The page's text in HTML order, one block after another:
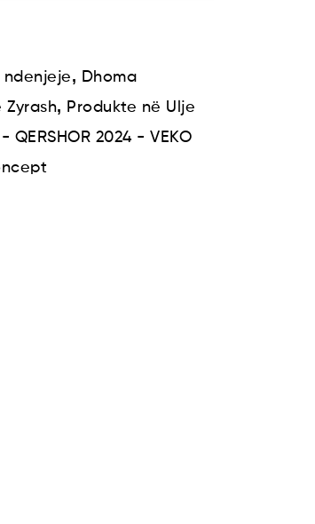
ndenjeje, Dhoma
Zyrash, Produkte në Ulje
QERSHOR 2024 - VEKO